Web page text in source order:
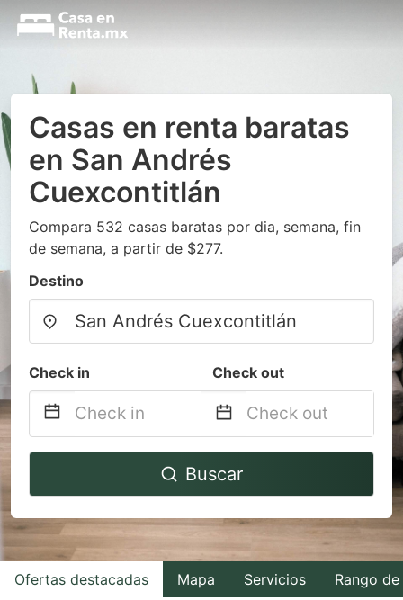
Casas en renta baratas
en San Andrés
Cuexcontitlán
Compara 532 casas baratas por dia, semana, fin
de semana, a partir de $277.
Destino
Check in Check out
Navigate
to
interact
with
the
Navigate
to
interact
with
the
Buscar
Ofertas destacadas Mapa Servicios Rango